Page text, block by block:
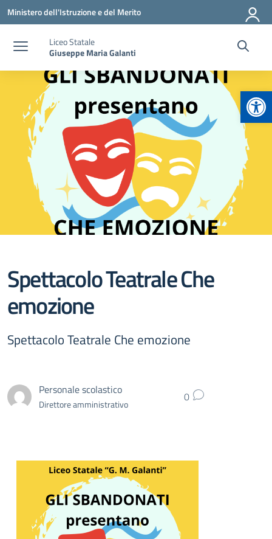
Vai ai contenuti
Vai al menu di navigazione
Vai al footer
Ministero dell'Istruzione e del Merito
Liceo Statale
Giuseppe Maria Galanti
Spettacolo Teatrale Che
emozione
Spettacolo Teatrale Che emozione
Personale scolastico
Direttore amministrativo 0